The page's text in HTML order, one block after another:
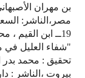
بن مهران
مصر،الناشر: السعادة ، 1394هـ
19ــ ابن القيم
"شفاء العليل في
بيروت ،الناشر : دار الفكر ،